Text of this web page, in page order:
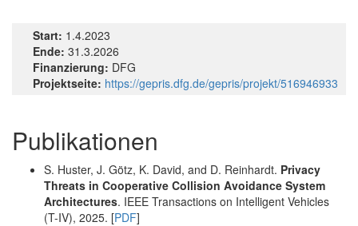
Start: 1.4.2023
Ende: 31.3.2026
Finanzierung: DFG
Projektseite: https://gepris.dfg.de/gepris/projekt/516946933
Publikationen
S. Huster, J. Götz, K. David, and D. Reinhardt. Privacy
Threats in Cooperative Collision Avoidance System
Architectures. IEEE Transactions on Intelligent Vehicles
(T-IV), 2025. [PDF]